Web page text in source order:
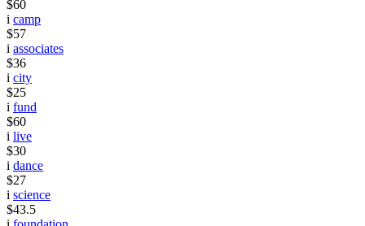
$60
i camp
$57
i associates
$36
i city
$25
i fund
$60
i live
$30
i dance
$27
i science
$43.5